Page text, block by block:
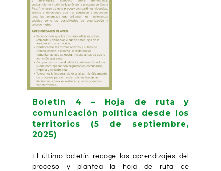
Boletín 4 – Hoja de ruta y
comunicación política desde los
territorios (5 de septiembre,
2025)
El último boletín recoge los aprendizajes del
proceso y plantea la hoja de ruta de